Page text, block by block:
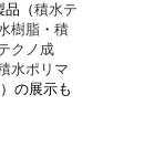
品（積水テ
樹脂 ・ 積
クノ成
水ポリマ
の展示も